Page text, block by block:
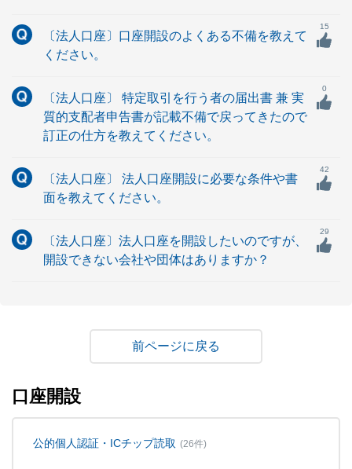
〔法人口座〕口座開設のよくある不備を教えて
ください。
15
〔法人口座〕 特定取引を行う者の届出書 兼 実
質的支配者申告書が記載不備で戻ってきたので
訂正の仕方を教えてください。
0
〔法人口座〕 法人口座開設に必要な条件や書
面を教えてください。
42
〔法人口座〕法人口座を開設したいのですが、
開設できない会社や団体はありますか？
29
戻る
口座開設
公的個人認証・ICチップ読取 (26件)